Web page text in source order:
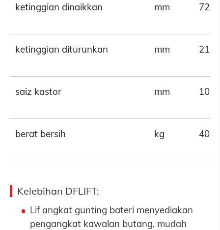
ketinggian dinaikkan mm 720
ketinggian diturunkan mm 210
saiz kastor mm 100
berat bersih kg 40
Kelebihan DFLIFT:
Lif angkat gunting bateri menyediakan
pengangkat kawalan butang, mudah